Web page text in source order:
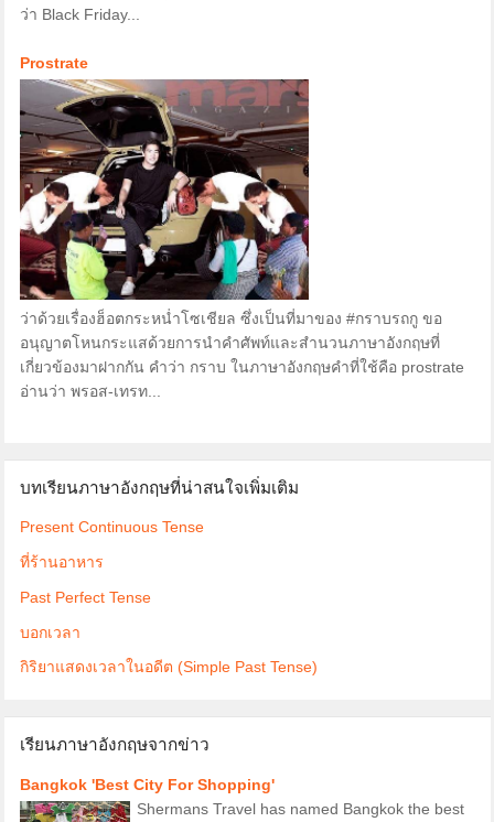
ว่า Black Friday...
Prostrate
ว่าด้วยเรื่องฮ็อตกระหน่ำโซเชียล ซึ่งเป็นที่มาของ #กราบรถกู ขอ
อนุญาตโหนกระแสด้วยการนำคำศัพท์และสำนวนภาษาอังกฤษที่
เกี่ยวข้องมาฝากกัน คำว่า กราบ ในภาษาอังกฤษคำที่ใช้คือ prostrate
อ่านว่า พรอส-เทรท...
บทเรียนภาษาอังกฤษที่น่าสนใจเพิ่มเติม
Present Continuous Tense
ที่ร้านอาหาร
Past Perfect Tense
บอกเวลา
กิริยาแสดงเวลาในอดีต (Simple Past Tense)
เรียนภาษาอังกฤษจากข่าว
Bangkok 'Best City For Shopping'
Shermans Travel has named Bangkok the best